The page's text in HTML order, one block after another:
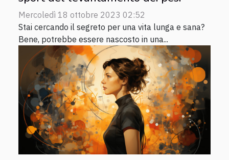
Mercoledì 18 ottobre 2023 02:52
Stai cercando il segreto per una vita lunga e sana?
Bene, potrebbe essere nascosto in una...